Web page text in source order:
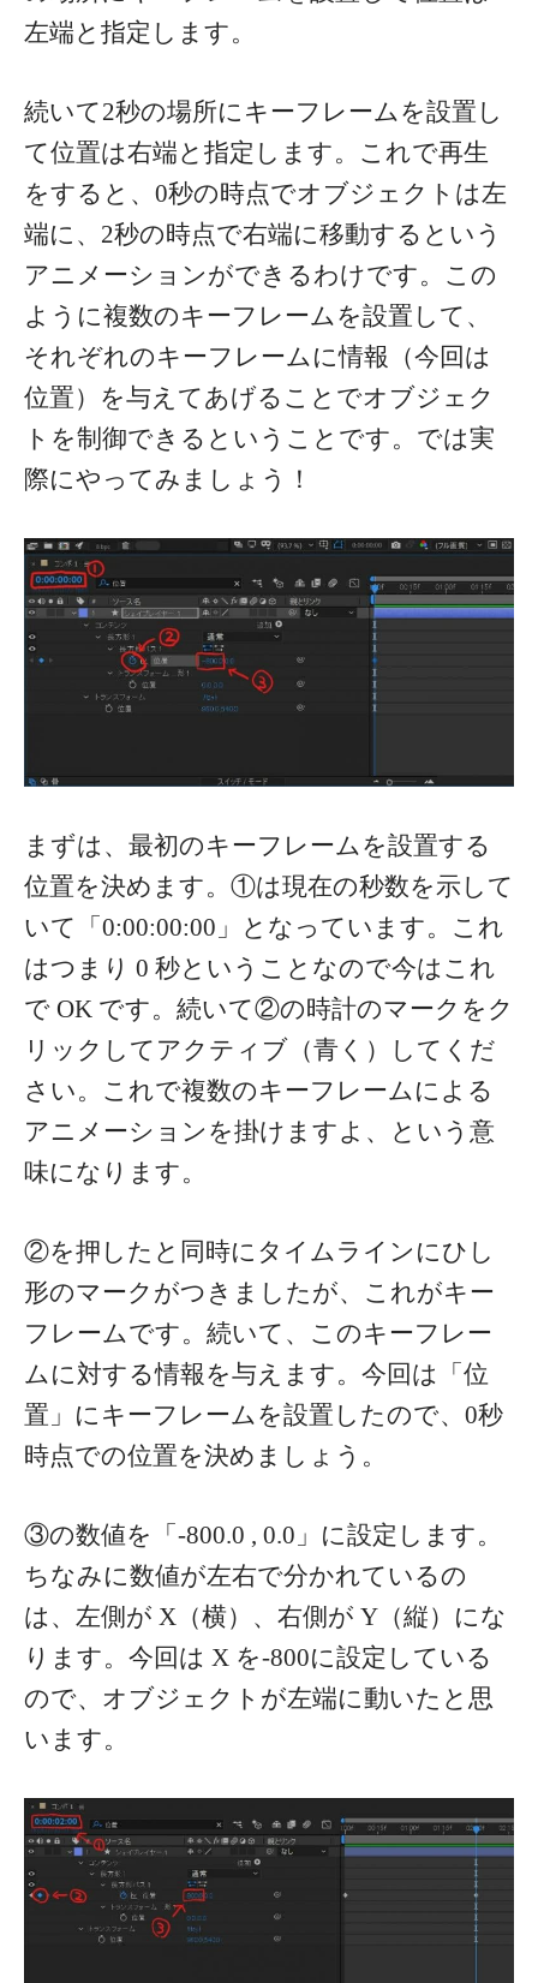
左端と指定します。
続いて2秒の場所にキーフレームを設置し
て位置は右端と指定します。これで再生
をすると、0秒の時点でオブジェクトは左
端に、2秒の時点で右端に移動するという
アニメーションができるわけです。この
ように複数のキーフレームを設置して、
それぞれのキーフレームに情報（今回は
位置）を与えてあげることでオブジェク
トを制御できるということです。では実
際にやってみましょう！
まずは、最初のキーフレームを設置する
位置を決めます。①は現在の秒数を示して
いて「0:00:00:00」となっています。これ
はつまり 0 秒ということなので今はこれ
で OK です。続いて②の時計のマークをク
リックしてアクティブ（青く）してくだ
さい。これで複数のキーフレームによる
アニメーションを掛けますよ、という意
味になります。
②を押したと同時にタイムラインにひし
形のマークがつきましたが、これがキー
フレームです。続いて、このキーフレー
ムに対する情報を与えます。今回は「位
置」にキーフレームを設置したので、0秒
時点での位置を決めましょう。
③の数値を「-800.0 , 0.0」に設定します。
ちなみに数値が左右で分かれているの
は、左側が X（横）、右側が Y（縦）にな
ります。今回は X を-800に設定している
ので、オブジェクトが左端に動いたと思
います。